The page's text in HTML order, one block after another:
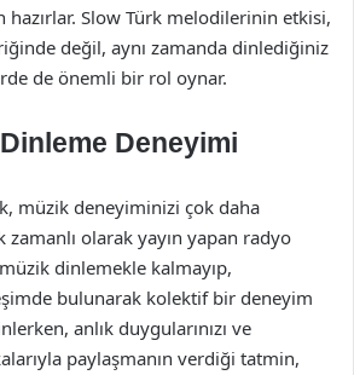
hazırlar. Slow Türk melodilerinin etkisi,
değil, aynı zamanda dinlediğiniz
de önemli bir rol oynar.
Deneyimi
müzik deneyiminizi çok daha
zamanlı olarak yayın yapan radyo
dinlemekle kalmayıp,
bulunarak kolektif bir deneyim
anlık duygularınızı ve
paylaşmanın verdiği tatmin,